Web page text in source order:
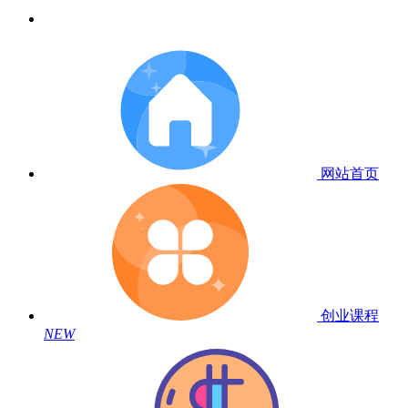
网站首页
创业课程
NEW